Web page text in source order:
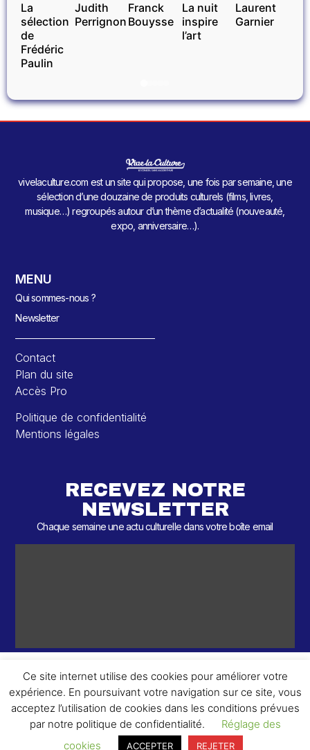
La
sélection
de
Frédéric
Paulin
Judith
Perrignon
Franck
Bouysse
La nuit
inspire
l’art
Laurent
Garnier
vivelaculture.com est un site qui propose, une fois par semaine, une
sélection d’une douzaine de produits culturels (films, livres,
musique…) regroupés autour d’un thème d’actualité (nouveauté,
expo, anniversaire…).
MENU
Qui sommes-nous ?
Newsletter
Contact
Plan du site
Accès Pro
Politique de confidentialité
Mentions légales
RECEVEZ NOTRE
NEWSLETTER
Chaque semaine une actu culturelle dans votre boîte email
© 2026 – 2 ème Round – Tous droits réservés.
Ce site internet utilise des cookies pour améliorer votre
expérience. En poursuivant votre navigation sur ce site, vous
acceptez l’utilisation de cookies dans les conditions prévues
par notre politique de confidentialité.
Réglage des
cookies
ACCEPTER REJETER